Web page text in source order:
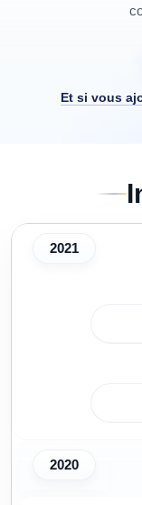
Et si vous
2021
2020